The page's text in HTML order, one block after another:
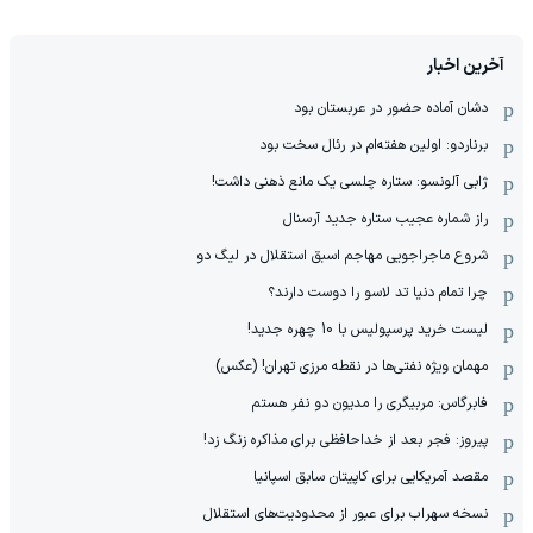
آخرین اخبار
دشان آماده حضور در عربستان بود
برناردو: اولین هفته‌ام در رئال سخت بود
ژابی آلونسو: ستاره چلسی یک مانع ذهنی داشت!
راز شماره عجیب ستاره جدید آرسنال
شروع ماجراجویی مهاجم اسبق استقلال در لیگ دو
چرا تمام دنیا تد لاسو را دوست دارند؟
لیست خرید پرسپولیس با 10 چهره جدید!
مهمان‌ ویژه نفتی‌ها در نقطه مرزی تهران! (عکس)
فابرگاس: مربیگری را مدیون دو نفر هستم
پیروز: فجر بعد از خداحافظی برای مذاکره زنگ زد!
مقصد آمریکایی برای کاپیتان سابق اسپانیا
نسخه سهراب برای عبور از محدودیت‌های استقلال